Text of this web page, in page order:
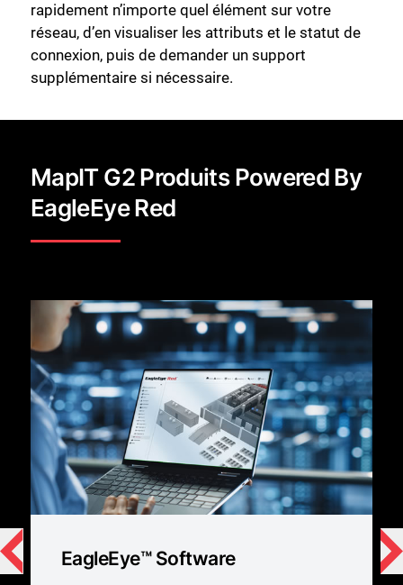
rapidement n’importe quel élément sur votre
réseau, d’en visualiser les attributs et le statut de
connexion, puis de demander un support
supplémentaire si nécessaire.
MapIT G2 Produits Powered By
EagleEye Red
EagleEye™ Software